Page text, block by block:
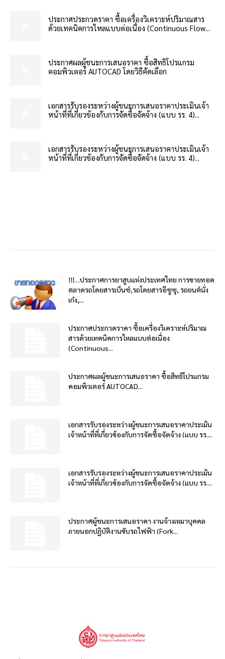
ประกาศประกวดราคา ซื้อเครื่องวิเคราะห์ปริมาณสาร
ด้วยเทคนิคการไหลแบบต่อเนื่อง (Continuous Flow...
ประกาศผลผู้ชนะการเสนอราคา ซื้อสิทธิโปรแกรม
คอมพิวเตอร์ AUTOCAD โดยวิธีคัดเลือก
เอกสารรับรองระหว่างผู้ชนะการเสนอราคาประเมินเจ้า
หน้าที่ที่เกี่ยวข้องกับการจัดซื้อจัดจ้าง (แบบ รร. 4)...
เอกสารรับรองระหว่างผู้ชนะการเสนอราคาประเมินเจ้า
หน้าที่ที่เกี่ยวข้องกับการจัดซื้อจัดจ้าง (แบบ รร. 4)...
!!!…ประกาศการยาสูบแห่งประเทศไทย การขายทอด
ตลาดรถโดยสารเบ็นซ์,รถโดยสารอีซูซุ, รถยนต์นั่ง
เก๋ง,...
ประกาศประกวดราคา ซื้อเครื่องวิเคราะห์ปริมาณ
สารด้วยเทคนิคการไหลแบบต่อเนื่อง
(Continuous...
ประกาศผลผู้ชนะการเสนอราคา ซื้อสิทธิโปรแกรม
คอมพิวเตอร์ AUTOCAD...
เอกสารรับรองระหว่างผู้ชนะการเสนอราคาประเมิน
เจ้าหน้าที่ที่เกี่ยวข้องกับการจัดซื้อจัดจ้าง (แบบ รร....
เอกสารรับรองระหว่างผู้ชนะการเสนอราคาประเมิน
เจ้าหน้าที่ที่เกี่ยวข้องกับการจัดซื้อจัดจ้าง (แบบ รร....
ประกาศผู้ชนะการเสนอราคา งานจ้างเหมาบุคคล
ภายนอกปฏิบัติงานขับรถไฟฟ้า (Fork...